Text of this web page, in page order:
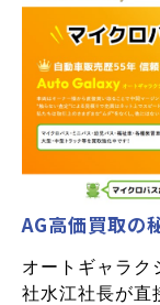
AG高価買取の秘
オートギャラク
社水江社長が直